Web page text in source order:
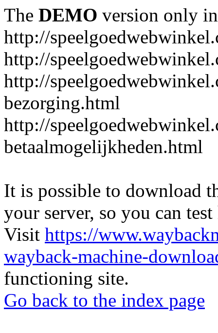
The DEMO version only
http://
http://
http://
bezorging.html
http://
betaalmogelijkheden.html
It is possible to download
your server, so you can
Visit https://
wayback-machine-
functioning site.
Go back to the index page